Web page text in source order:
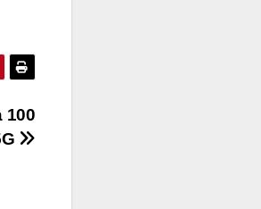
100